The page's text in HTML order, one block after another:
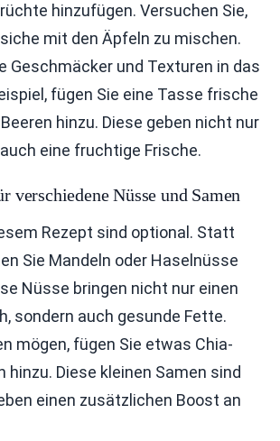
hinzufügen. Versuchen Sie,
mit den Äpfeln zu mischen.
Geschmäcker und Texturen in das
fügen Sie eine Tasse frische
hinzu. Diese geben nicht nur
eine fruchtige Frische.
verschiedene Nüsse und Samen
Rezept sind optional. Statt
Sie Mandeln oder Haselnüsse
Nüsse bringen nicht nur einen
sondern auch gesunde Fette.
mögen, fügen Sie etwas Chia-
hinzu. Diese kleinen Samen sind
einen zusätzlichen Boost an